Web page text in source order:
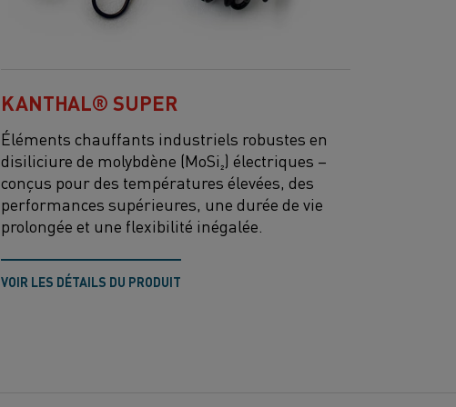
KANTHAL® SUPER
Éléments chauffants industriels robustes en
disiliciure de molybdène (MoSi₂) électriques –
conçus pourdes températures élevées, des
performances supérieures, une durée de vie
prolongée et une flexibilité inégalée
VOIR LES DÉTAILS DU PRODUIT